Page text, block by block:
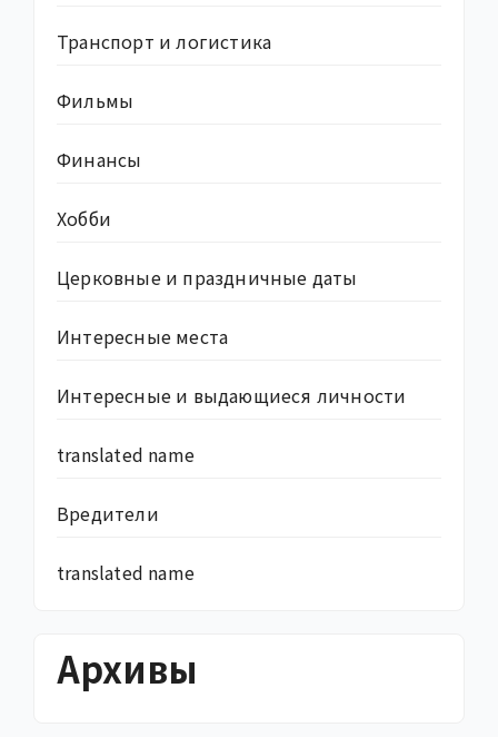
Транспорт и логистика
Фильмы
Финансы
Хобби
Церковные и праздничные даты
Интересные места
Интересные и выдающиеся личности
translated name
Вредители
translated name
Архивы